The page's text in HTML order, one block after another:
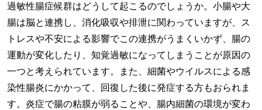
過敏性腸症候群はどうして起こるのでしょうか。小腸や大
腸は脳と連携し、消化吸収や排泄に関わっていますが、ス
トレスや不安による影響でこの連携がうまくいかず、腸の
運動が変化したり、知覚過敏になってしまうことが原因の
一つと考えられています。また、細菌やウイルスによる感
染性腸炎にかかって、回復した後に発症する方もおられま
す。炎症で腸の粘膜が弱ることや、腸内細菌の環境が変わ